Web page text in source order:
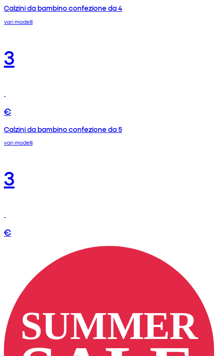
Calzini da bambino confezione da 4
vari modelli
3
€
Calzini da bambino confezione da 5
vari modelli
3
€